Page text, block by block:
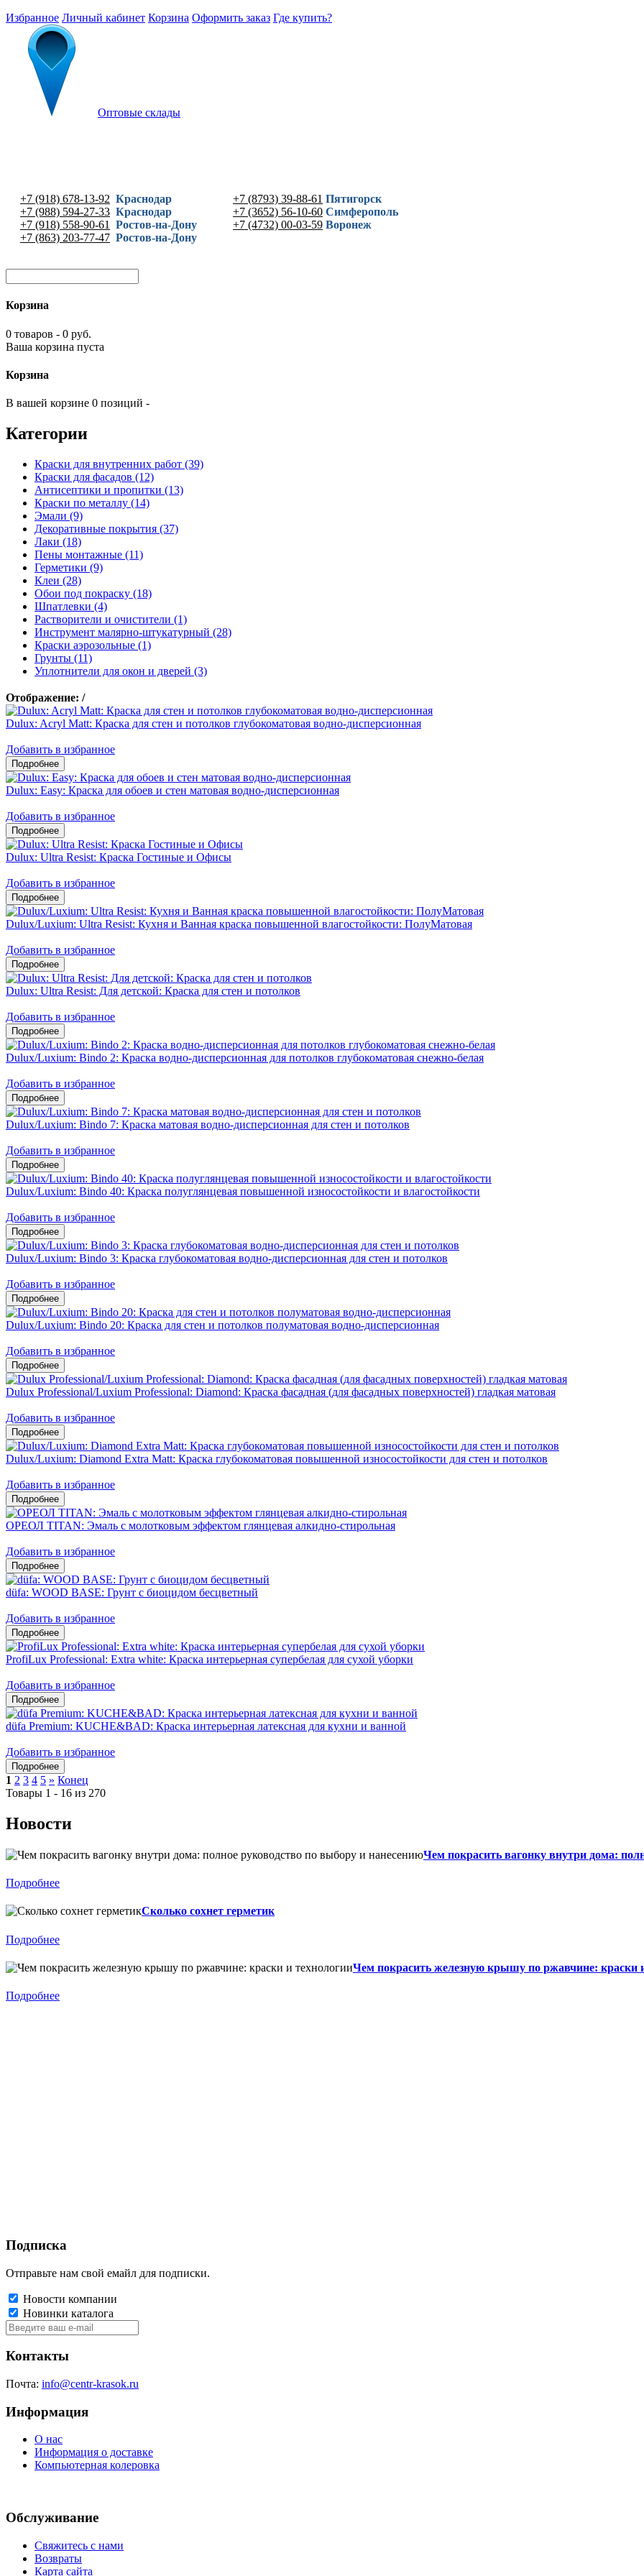
Избранное Личный кабинет Корзина Оформить заказ Где купить?
Оптовые склады
+7 (918) 678-13-92 Краснодар
+7 (988) 594-27-33 Краснодар
+7 (918) 558-90-61
Ростов-на-Дону
+7 (863) 203-77-47 Ростов-на-Дону
+7 (8793) 39-88-61 Пятигорск
+7 (3652) 56-10-60 Симферополь
+7 (4732) 00-03-59 Воронеж
Корзина
0 товаров - 0 руб.
Ваша корзина пуста
Корзина
В вашей корзине 0 позиций -
Категории
Краски для внутренних работ (39)
Краски для фасадов (12)
Антисептики и пропитки (13)
Краски по металлу (14)
Эмали (9)
Декоративные покрытия (37)
Лаки (18)
Пены монтажные (11)
Герметики (9)
Клеи (28)
Обои под покраску (18)
Шпатлевки (4)
Растворители и очистители (1)
Инструмент малярно-штукатурный (28)
Краски аэрозольные (1)
Грунты (11)
Уплотнители для окон и дверей (3)
Отображение: /
Dulux: Acryl Matt: Краска для стен и потолков глубокоматовая водно-дисперсионная
Добавить в избранное
Dulux: Easy: Краска для обоев и стен матовая водно-дисперсионная
Добавить в избранное
Dulux: Ultra Resist: Краска Гостиные и Офисы
Добавить в избранное
Dulux/Luxium: Ultra Resist: Кухня и Ванная краска повышенной влагостойкости: ПолуМатовая
Добавить в избранное
Dulux: Ultra Resist: Для детской: Краска для стен и потолков
Добавить в избранное
Dulux/Luxium: Bindo 2: Краска водно-дисперсионная для потолков глубокоматовая снежно-белая
Добавить в избранное
Dulux/Luxium: Bindo 7: Краска матовая водно-дисперсионная для стен и потолков
Добавить в избранное
Dulux/Luxium: Bindo 40: Краска полуглянцевая повышенной износостойкости и влагостойкости
Добавить в избранное
Dulux/Luxium: Bindo 3: Краска глубокоматовая водно-дисперсионная для стен и потолков
Добавить в избранное
Dulux/Luxium: Bindo 20: Краска для стен и потолков полуматовая водно-дисперсионная
Добавить в избранное
Dulux Professional/Luxium Professional: Diamond: Краска фасадная (для фасадных поверхностей) гладкая матовая
Добавить в избранное
Dulux/Luxium: Diamond Extra Matt: Краска глубокоматовая повышенной износостойкости для стен и потолков
Добавить в избранное
ОРЕОЛ TITAN: Эмаль с молотковым эффектом глянцевая алкидно-стирольная
Добавить в избранное
düfa: WOOD BASE: Грунт с биоцидом бесцветный
Добавить в избранное
ProfiLux Professional: Extra white: Краска интерьерная супербелая для сухой уборки
Добавить в избранное
düfa Premium: KUCHE&BAD: Краска интерьерная латексная для кухни и ванной
Добавить в избранное
1 2 3 4 5 » Конец
Товары 1 - 16 из 270
Новости
Чем покрасить вагонку внутри дома:
Подробнее
Сколько сохнет герметик
Подробнее
Чем покрасить железную крышу по ржавчине: краски
Подробнее
Подписка
Отправьте нам свой емайл для подписки.
Новости компании
Новинки каталога
Контакты
Почта: info@centr-krasok.ru
Информация
О нас
Информация о доставке
Компьютерная колеровка
Обслуживание
Свяжитесь с нами
Возвраты
Карта сайта